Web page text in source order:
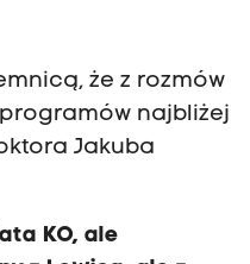
że z rozmów
najbliżej
Jakuba
KO, ale